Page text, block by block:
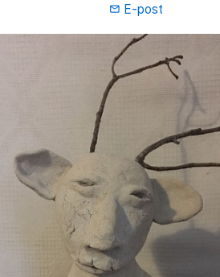
mail E-post